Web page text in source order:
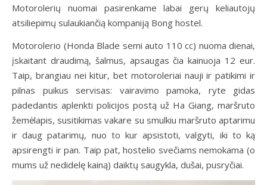
Motorolerių nuomai pasirenkame labai gerų keliautojų
atsiliepimų sulaukiančią kompaniją Bong hostel.
Motorolerio (Honda Blade semi auto 110 cc) nuoma dienai,
įskaitant draudimą, šalmus, apsaugas čia kainuoja 12 eur.
Taip, brangiau nei kitur, bet motoroleriai nauji ir patikimi ir
pilnas puikus servisas: vairavimo pamoka, ryte gidas
padedantis aplenkti policijos postą už Ha Giang, maršruto
žemėlapis, susitikimas vakare su smulkiu maršruto aptarimu
ir daug patarimų, nuo to kur apsistoti, valgyti, iki to ką
apsirengti ir pan. Taip pat, hostelio svečiams nemokama (o
mums už nedidelę kainą) daiktų saugykla, dušai, pusryčiai.